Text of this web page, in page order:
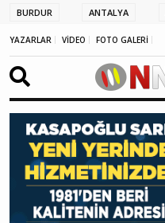
BURDUR ANTALYA
YAZARLAR VİDEO FOTO GALERİ